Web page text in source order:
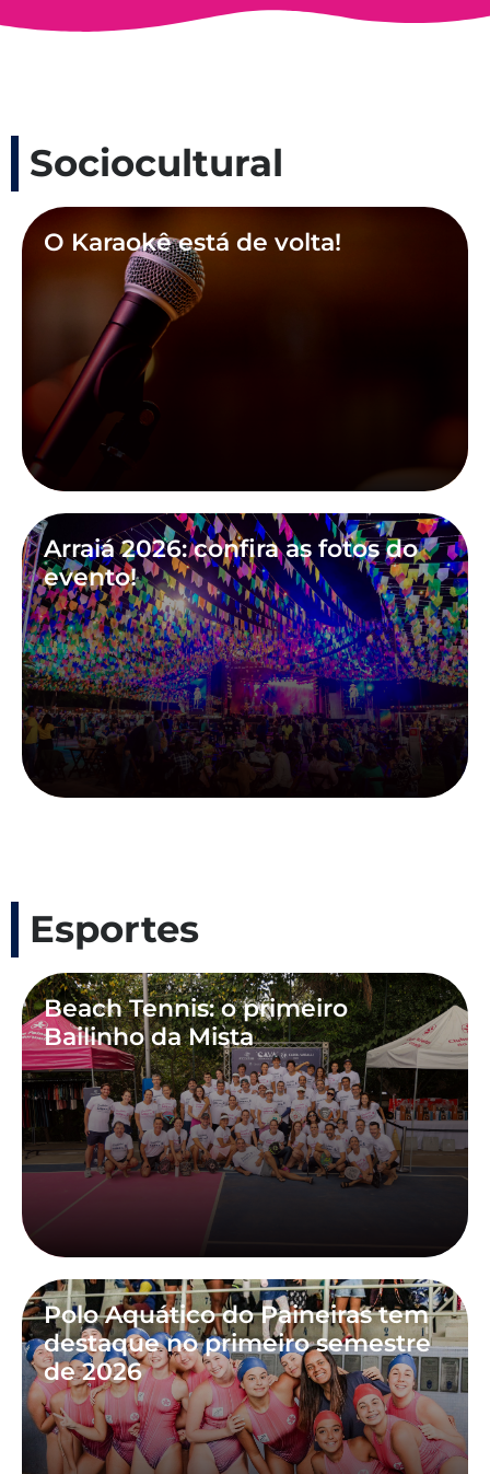
Sociocultural
O Karaokê está de volta!
Arraiá 2026: confira as fotos do
evento!
Esportes
Beach Tennis: o primeiro
Bailinho da Mista
Polo Aquático do Paineiras tem
destaque no primeiro semestre
de 2026